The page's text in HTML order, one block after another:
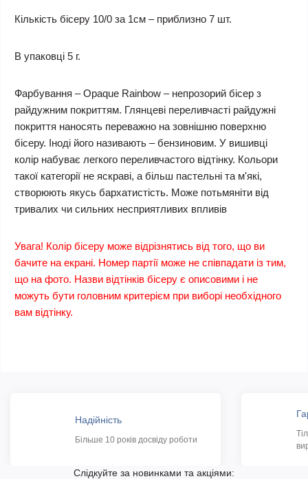
Кількість бісеру 10/0 за 1см – приблизно 7 шт.
В упаковці 5 г.
Фарбування – Opaque Rainbow – непрозорий бісер з
райдужним покриттям. Глянцеві переливчасті райдужні
покриття наносять переважно на зовнішню поверхню
бісеру. Іноді його називають – бензиновим. У вишивці
колір набуває легкого переливчастого відтінку. Кольори
такої категорії не яскраві, а більш пастельні та м'які,
створюють якусь бархатистість. Може потьмяніти від
тривалих чи сильних несприятливих впливів
Увага! Колір бісеру може відрізнятись від того, що ви
бачите на екрані. Номер партії може не співпадати із тим,
що на фото. Назви відтінків бісеру є описовими і не
можуть бути головним критерієм при виборі необхідного
вам відтінку.
Надійність
Більше 10 років досвіду роботи
Слідкуйте за новинками та акціями: